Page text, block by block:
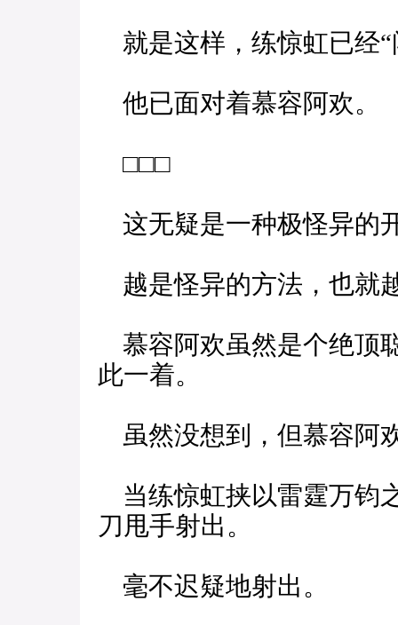
就是这样，练惊虹已经“
他已面对着慕容阿欢。
□□□
这无疑是一种极怪异的
越是怪异的方法，也就
慕容阿欢虽然是个绝顶
此一着。
虽然没想到，但慕容阿
当练惊虹挟以雷霆万钧
刀甩手射出。
毫不迟疑地射出。